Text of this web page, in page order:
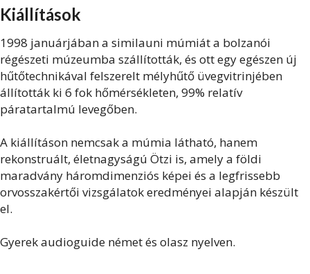
Kiállítások
1998 januárjában a similauni múmiát a bolzanói
régészeti múzeumba szállították, és ott egy egészen új
hűtőtechnikával felszerelt mélyhűtő üvegvitrinjében
állították ki 6 fok hőmérsékleten, 99% relatív
páratartalmú levegőben.
A kiállításon nemcsak a múmia látható, hanem
rekonstruált, életnagyságú Ötzi is, amely a földi
maradvány háromdimenziós képei és a legfrissebb
orvosszakértői vizsgálatok eredményei alapján készült
el.
Gyerek audioguide német és olasz nyelven.